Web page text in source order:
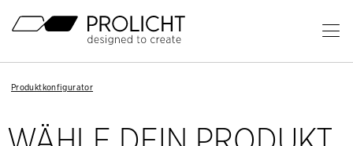
Überschrift
Breadcrumb
Produktkonfigurator
Breadcrumb
Produktkonfigurator